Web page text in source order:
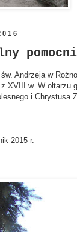
Andrzeja w
XVIII w. W
i Chrystusa
2015 r.